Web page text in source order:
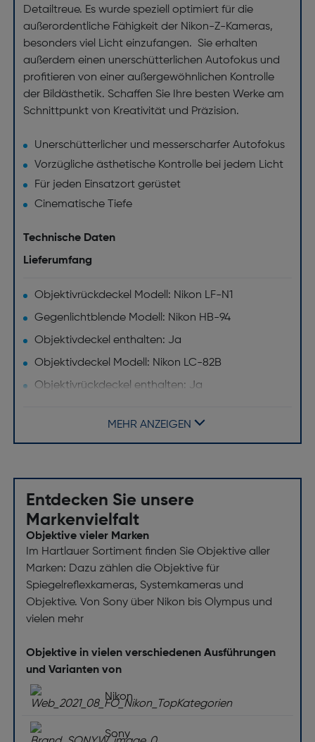
Detailtreue. Es wurde speziell optimiert für die
außerordentliche Fähigkeit der Nikon-Z-Kameras,
besonders viel Licht einzufangen. Sie erhalten
außerdem einen unerschütterlichen Autofokus und
profitieren von einer außergewöhnlichen Kontrolle
der Bildästhetik. Schaffen Sie Ihre besten Werke am
Schnittpunkt von Kreativität und Präzision.
Unerschütterlicher und messerscharfer Autofokus
Vorzügliche ästhetische Kontrolle bei jedem Licht
Für jeden Einsatzort gerüstet
Cinematische Tiefe
Technische Daten
Lieferumfang
Objektivrückdeckel Modell: Nikon LF-N1
Gegenlichtblende Modell: Nikon HB-94
Objektivdeckel enthalten: Ja
Objektivdeckel Modell: Nikon LC-82B
Objektivrückdeckel enthalten: Ja
Gegenlichtblende enthalten: Ja
Maximum Vergrößerung: 0,15x
Objektivtyp: Standard Objektiv
Minimale Blendenzahl: 16
Blendenlamellen: 9
Naheinstellgrenze [m]: 0,45
Maximale Blendenzahl: 1,2
Kameralinse entspricht 35 mm [mm]: 50
Bildstabilisator: Nein
Feste Brennweite [mm]: 50
Zoom-Fähigkeit: Nein
MEHR ANZEIGEN
Entdecken Sie unsere
Markenvielfalt
Objektive vieler Marken
Im Hartlauer Sortiment finden Sie Objektive aller
Marken: Dazu zählen die Objektive für
Spiegelreflexkameras, Systemkameras und
Objektive. Von Sony über Nikon bis Olympus und
vielen mehr
Objektive in vielen verschiedenen Ausführungen
und Varianten von
Nikon
Sony